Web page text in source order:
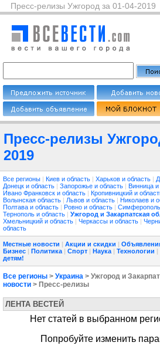
Пресс-релизы Ужгород за 01-04-2019
Пресс-релизы
2019
Все регионы | Киев и область | Харьков и область |
Донецк и область | Запорожье и область | Винница и
Ивано Франковск и область | Кропивницкий и
Волынская область | Львов и область | Николаев и
Полтава и область | Ровно и область |
Тернополь и область | Ужгород и Закарпатская
Хмельницкий и область | Черкассы и область |
область
Местные новости | Акции и скидки |
Бизнес | Политика | Спорт | Наука | Технологии |
детям!
Все регионы > Украина > Ужгород и
новости > Пресс-релизы
ЛЕНТА ВЕСТЕЙ
Нет статей в выбранном
Попробуйте изменить